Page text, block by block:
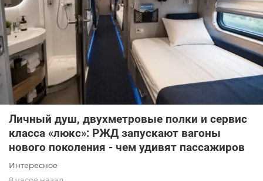
Личный душ, двухметровые полки и сервис
класса «люкс»: РЖД запускают вагоны
нового поколения - чем удивят пассажиров
Интересное